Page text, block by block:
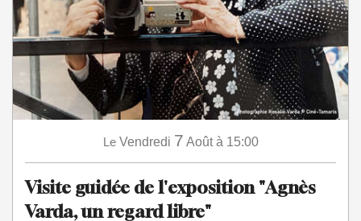
Le Vendredi 7 Août à 15:00
Visite guidée de l'exposition "Agnès
Varda, un regard libre"